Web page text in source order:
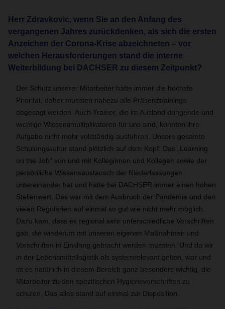
Herr Zdravkovic, wenn Sie an den Anfang des
vergangenen Jahres zurückdenken, als sich die ersten
Anzeichen der Corona-Krise abzeichneten – vor
welchen Herausforderungen stand die interne
Weiterbildung bei DACHSER zu diesem Zeitpunkt?
Der Schutz unserer Mitarbeiter hatte immer die höchste
Priorität, daher mussten nahezu alle Präsenztrainings
abgesagt werden. Auch Trainer, die im Ausland dringende und
wichtige Wissensmultiplikatoren für uns sind, konnten ihre
Aufgabe nicht mehr vollständig ausführen. Unsere gesamte
Schulungskultur stand plötzlich auf dem Kopf: Das „Learning
on the Job“ von und mit Kolleginnen und Kollegen sowie der
persönliche Wissensaustausch der Niederlassungen
untereinander hat und hatte bei DACHSER immer einen hohen
Stellenwert. Das war mit dem Ausbruch der Pandemie und den
vielen Regularien auf einmal so gut wie nicht mehr möglich.
Dazu kam, dass es regional sehr unterschiedliche Vorschriften
gab, die wiederum mit unseren eigenen Maßnahmen und
Vorschriften in Einklang gebracht werden mussten. Und da wir
in der Lebensmittellogistik als systemrelevant gelten, war und
ist es natürlich in diesem Bereich ganz besonders wichtig, die
Mitarbeiter zu den spezifischen Hygienevorschriften zu
schulen. Das alles stand auf einmal zur Disposition.